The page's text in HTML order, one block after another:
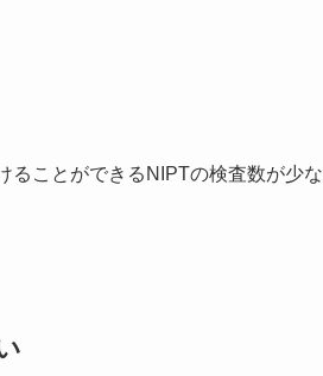
ることができるNIPTの検査数が少な